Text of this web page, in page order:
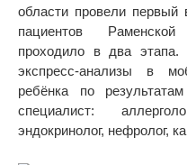
области провели первый
пациентов
проходило в два этапа.
экспресс-анализы в
ребёнка по
специалист:
эндокринолог, нефролог,